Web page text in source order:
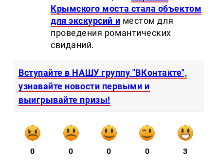
Крымского моста стала объектом
для экскурсий и местом для
проведения романтических
свиданий.
Вступайте в НАШУ группу "ВКонтакте",
узнавайте новости первыми и
выигрывайте призы!
0 0 0 0 3